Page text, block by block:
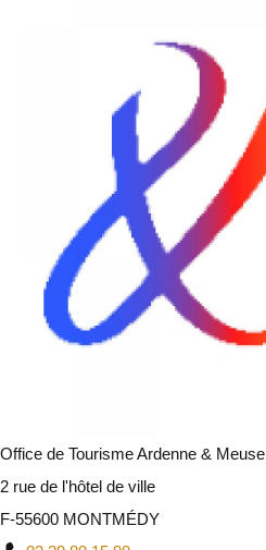
Office de Tourisme Ardenne & Meuse
2 rue de l'hôtel de ville
F-55600 MONTMÉDY